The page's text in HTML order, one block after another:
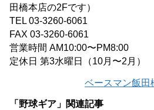
田橋本店の2Fです）
TEL 03-3260-6061
FAX 03-3260-6061
営業時間 AM10:00〜PM8:00
定休日 第3水曜日（10月〜2月）
ベースマン飯田
「野球ギア」関連記事